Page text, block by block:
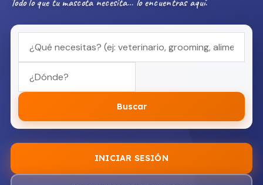
Buscar
INICIAR SESIÓN